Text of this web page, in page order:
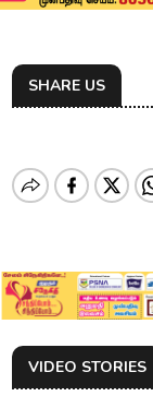
SHARE US
VIDEO STORIES